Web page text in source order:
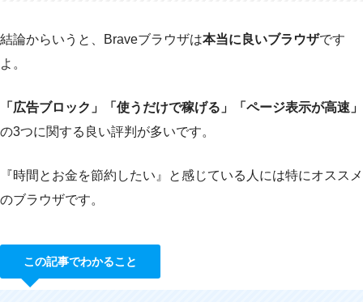
結論からいうと、Braveブラウザは本当に良いブラウザです
よ。
「広告ブロック」「使うだけで稼げる」「ページ表示が高速」
の3つに関する良い評判が多いです。
『時間とお金を節約したい』と感じている人には特にオススメ
のブラウザです。
この記事でわかること